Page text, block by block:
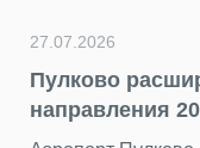
27.07.2026
Пулково
направления